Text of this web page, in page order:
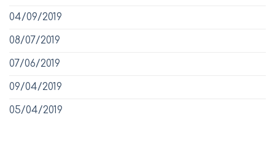
04/09/2019
08/07/2019
07/06/2019
09/04/2019
05/04/2019